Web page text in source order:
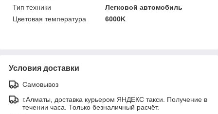
Тип техники
Легковой автомобиль
Цветовая температура
6000K
Условия доставки
Самовывоз
г.Алматы, доставка курьером ЯНДЕКС такси. Получение в
течении часа. Только безналичный расчёт.